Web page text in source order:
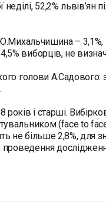
52,2% львів’ян
–
виборців, не
голови
і старші.
(face to
не більше 2,8%, для